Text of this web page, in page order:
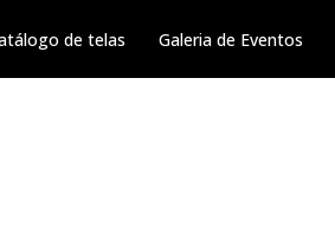
de telas Galeria de Eventos